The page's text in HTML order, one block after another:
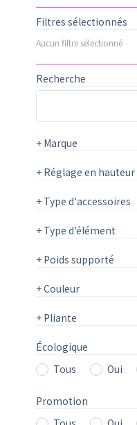
Filtres sélectionnés
Aucun filtre sélectionné
Recherche
+ Marque
+ Réglage en hauteur
+ Type d'accessoires
+ Type d'élément
+ Poids supporté
+Couleur
+ Pliante
Écologique
Tous
Oui
Promotion